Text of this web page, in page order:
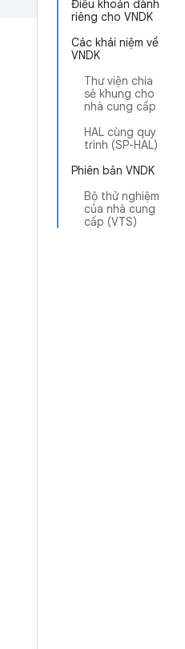
Điều khoản dành
riêng cho VNDK
Các khái niệm về
VNDK
Thư viện chia
sẻ khung cho
nhà cung cấp
HAL cùng quy
trình (SP-HAL)
Phiên bản VNDK
Bộ thử nghiệm
của nhà cung
cấp (VTS)